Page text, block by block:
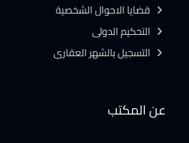
عن المكتب
قضايا الاحوال الشخصية
التحكيم الدولى
التسجيل بالشهر العقارى